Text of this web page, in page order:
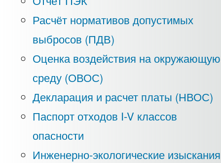
Расчёт нормативов допустимых
выбросов (ПДВ)
Оценка воздействия на окружающую
среду (ОВОС)
Декларация и расчет платы (НВОС)
Паспорт отходов I-V классов
опасности
Инженерно-экологические изыскания